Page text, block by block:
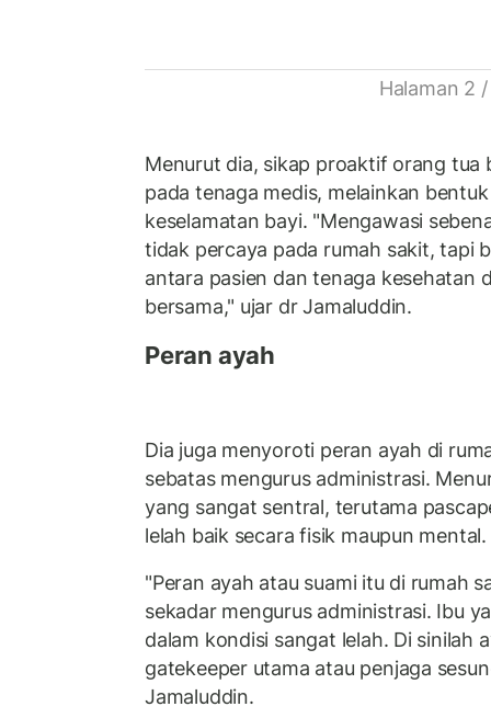
Halaman 2
Menurut dia, sikap proaktif orang tua
pada tenaga medis, melainkan
keselamatan bayi. "Mengawasi
tidak percaya pada rumah sakit, tapi
antara pasien dan tenaga kesehatan
bersama," ujar dr Jamaluddin.
Peran ayah
Dia juga menyoroti peran ayah di
sebatas mengurus administrasi.
yang sangat sentral, terutama
lelah baik secara fisik maupun mental.
"Peran ayah atau suami itu di rumah
sekadar mengurus administrasi. Ibu
dalam kondisi sangat lelah. Di sinilah
gatekeeper utama atau penjaga
Jamaluddin.